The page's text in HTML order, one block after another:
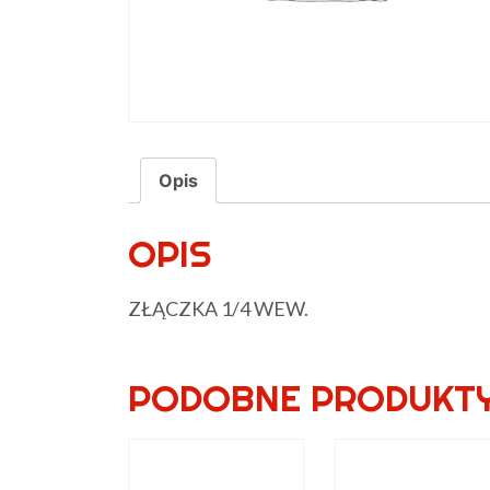
Opis
OPIS
ZŁĄCZKA 1/4 WEW.
PODOBNE